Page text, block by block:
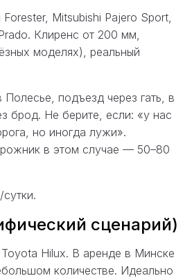
Mitsubishi Pajero Sport,
Клиренс от 200 мм,
моделях), реальный
Полесье, подъезд через гать, в
брод. Не берите, если: «у нас
но иногда лужи».
в этом случае — 50–80
сценарий)
Hilux. В аренде в Минске
количестве. Идеально